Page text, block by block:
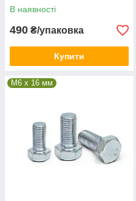
В наявності
490 ₴/упаковка
Купити
М6 x 16 мм